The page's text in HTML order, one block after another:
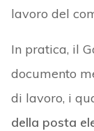
lavoro del
In pratica, il
documento
di lavoro, i
della posta